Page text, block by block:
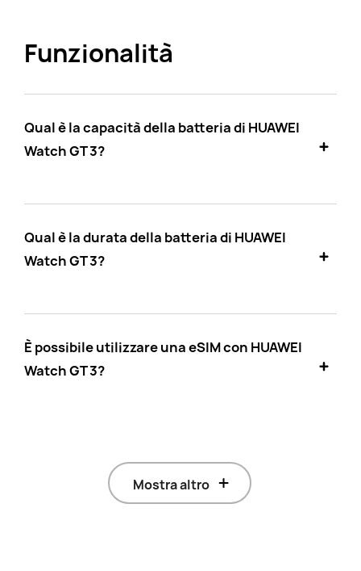
Funzionalità
Qual è la capacità della batteria di HUAWEI
Watch GT 3?
Qual è la durata della batteria di HUAWEI
Watch GT 3?
È possibile utilizzare una eSIM con HUAWEI
Watch GT 3?
Mostra altro